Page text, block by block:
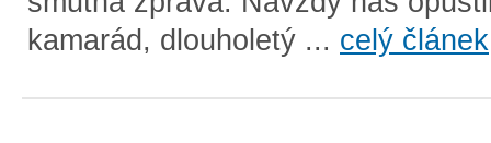
kamarád, dlouholetý ... celý článek